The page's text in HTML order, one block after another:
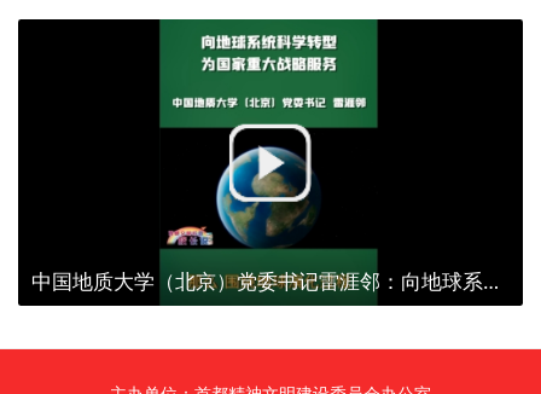
中国地质大学（北京）党委书记雷涯邻：向地球系统科学转型 为国家重大战略服务